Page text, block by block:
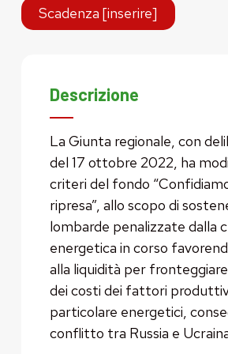
Scadenza [inserire]
Descrizione
La Giunta regionale, con
del 17 ottobre 2022, ha
criteri del fondo
ripresa”, allo scopo di
lombarde penalizzate dalla
energetica in corso
alla liquidità per
dei costi dei fattori
particolare energetici,
conflitto tra Russia e